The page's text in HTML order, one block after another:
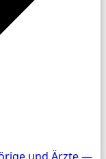
und Ärzte —